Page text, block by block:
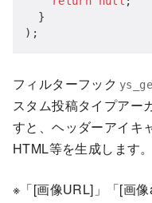
);
フィルターフック
スタム投稿タイプアー
すと、ヘッダーアイキ
HTML等を生成します。
※「[画像URL]」「[画像